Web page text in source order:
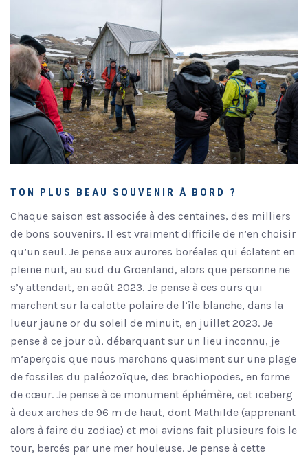
TON PLUS BEAU SOUVENIR À BORD ?
Chaque saison est associée à des centaines, des milliers
de bons souvenirs. Il est vraiment difficile de n’en choisir
qu’un seul. Je pense aux aurores boréales qui éclatent en
pleine nuit, au sud du Groenland, alors que personne ne
s’y attendait, en août 2023. Je pense à ces ours qui
marchent sur la calotte polaire de l’île blanche, dans la
lueur jaune or du soleil de minuit, en juillet 2023. Je
pense à ce jour où, débarquant sur un lieu inconnu, je
m’aperçois que nous marchons quasiment sur une plage
de fossiles du paléozoïque, des brachiopodes, en forme
de cœur. Je pense à ce monument éphémère, cet iceberg
à deux arches de 96 m de haut, dont Mathilde (apprenant
alors à faire du zodiac) et moi avions fait plusieurs fois le
tour, bercés par une mer houleuse. Je pense à cette